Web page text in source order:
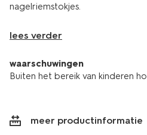
nagelriemstokjes.
lees verder
waarschuwingen
Buiten het bereik van kinderen
meer productinformatie